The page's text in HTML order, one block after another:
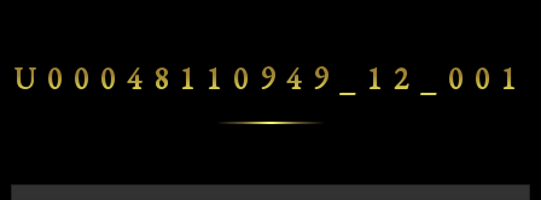
U00048110949_12_001